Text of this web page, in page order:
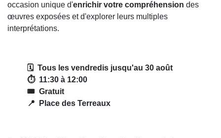
occasion unique d'enrichir votre compréhension des
œuvres exposées et d'explorer leurs multiples
interprétations.
🗓️ Tous les vendredis jusqu'au 30 août
⏱️ 11:30 à 12:00
🎟️ Gratuit
📍 Place des Terreaux